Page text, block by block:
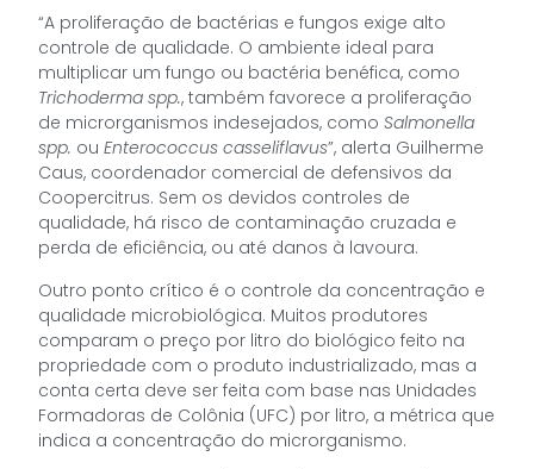
“A proliferação de bactérias e fungos exige alto
controle de qualidade. O ambiente ideal para
multiplicar um fungo ou bactéria benéfica, como
Trichoderma spp., também favorece a proliferação
de microrganismos indesejados, como Salmonella
spp. ou Enterococcus casseliflavus”, alerta Guilherme
Caus, coordenador comercial de defensivos da
Coopercitrus. Sem os devidos controles de
qualidade, há risco de contaminação cruzada e
perda de eficiência, ou até danos à lavoura.
Outro ponto crítico é o controle da concentração e
qualidade microbiológica. Muitos produtores
comparam o preço por litro do biológico feito na
propriedade com o produto industrializado, mas a
conta certa deve ser feita com base nas Unidades
Formadoras de Colônia (UFC) por litro, a métrica que
indica a concentração do microrganismo.